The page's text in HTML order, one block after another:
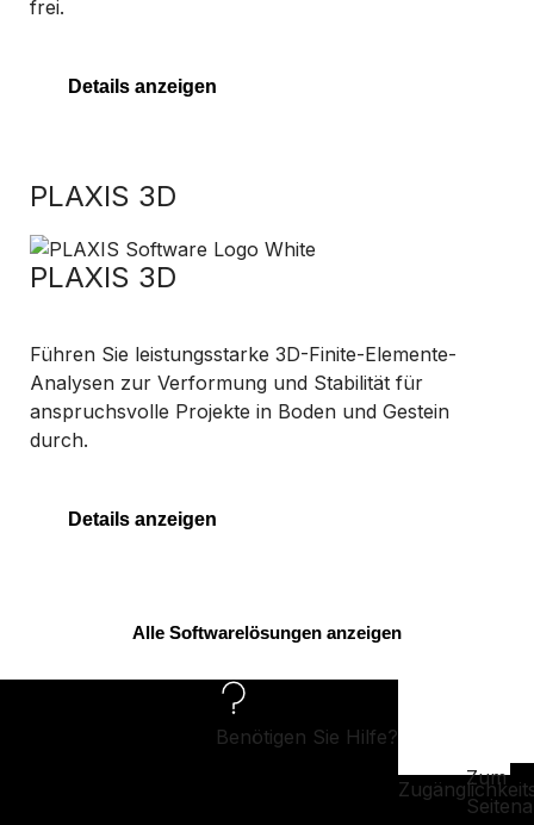
frei.
Details anzeigen
PLAXIS 3D
PLAXIS 3D
Führen Sie leistungsstarke 3D-Finite-Elemente-
Analysen zur Verformung und Stabilität für
anspruchsvolle Projekte in Boden und Gestein
durch.
Details anzeigen
Alle Softwarelösungen anzeigen
Benötigen Sie Hilfe?
Zum